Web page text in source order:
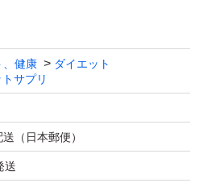
乾燥ビール酵母・ヒハツエキス
リナ・パントテン酸等、厳選し
日の食生活にプレミアムな一手
、健康
ダイエット
サプリ
（日本郵便）
送